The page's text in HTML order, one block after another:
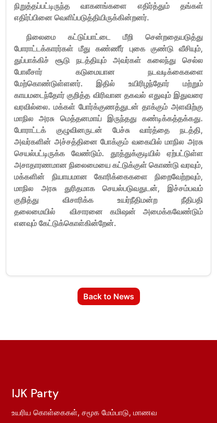
நிறுத்தப்பட்டிருந்த வாகனங்களை எதிர்த்தும் தங்கள்
எதிர்ப்பினை வெளிப்படுத்தியிருக்கின்றனர்.
நிலைமை கட்டுப்பாட்டை மீறி சென்றதையடுத்து
போராட்டக்காரர்கள் மீது கண்ணீர் புகை குண்டு வீசியும்,
துப்பாக்கிச் சூடு நடத்தியும் அவர்கள் கலைந்து செல்ல
போலீசார் கடுமையான நடவடிக்கைகளை
மேற்கொண்டுள்ளனர். இதில் உயிரிழந்தோர் மற்றும்
காயமடைந்தோர் குறித்த விரிவான தகவல் எதுவும் இதுவரை
வரவில்லை. மக்கள் போர்க்குணத்துடன் தாக்கும் அளவிற்கு
மாநில அரசு மெத்தனமாய் இருந்தது கண்டிக்கத்தக்கது.
போராட்டக் குழுவினருடன் பேச்சு வார்த்தை நடத்தி,
அவர்களின் அச்சத்தினை போக்கும் வகையில் மாநில அரசு
செயல்பட்டிருக்க வேண்டும். தூத்துக்குடியில் ஏற்பட்டுள்ள
அசாதாரணமான நிலைமையை கட்டுக்குள் கொண்டு வரவும்,
மக்களின் நியாயமான கோரிக்கைகளை நிறைவேற்றவும்,
மாநில அரசு துரிதமாக செயல்படுவதுடன், இச்சம்பவம்
குறித்து விசாரிக்க உயர்நீதிமன்ற நீதிபதி
தலைமையில் விசாரனை கமிஷன் அமைக்கவேண்டும்
எனவும் கேட்டுக்கொள்கின்றேன்.
Back to News
IJK Party
உயரிய கொள்கைகள், சமூக மேம்பாடு, மாணவ